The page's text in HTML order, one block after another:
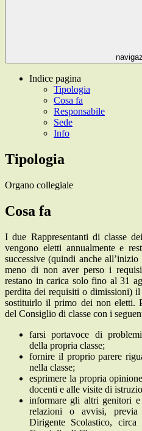
Indice pagina
Tipologia
Cosa fa
Responsabile
Sede
Info
Tipologia
Organo collegiale
Cosa fa
I due Rappresentanti di classe
vengono eletti annualmente e
successive (quindi anche all’inizio
meno di non aver perso i
restano in carica solo fino al 31
perdita dei requisiti o dimissioni)
sostituirlo il primo dei non eletti.
del Consiglio di classe con i
farsi portavoce di
della propria classe;
fornire il proprio parere
nella classe;
esprimere la propria
docenti e alle visite di
informare gli altri genitori
relazioni o avvisi, previa
Dirigente Scolastico,